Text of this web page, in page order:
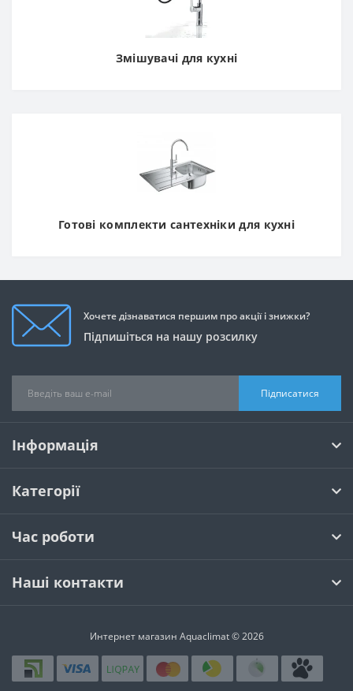
Змішувачі для кухні
Готові комплекти сантехніки для кухні
Хочете дізнаватися першим про акції і знижки?
Підпишіться на нашу розсилку
Підписатися
Інформація
Категорії
Час роботи
Наші контакти
Интернет магазин Aquaclimat © 2026